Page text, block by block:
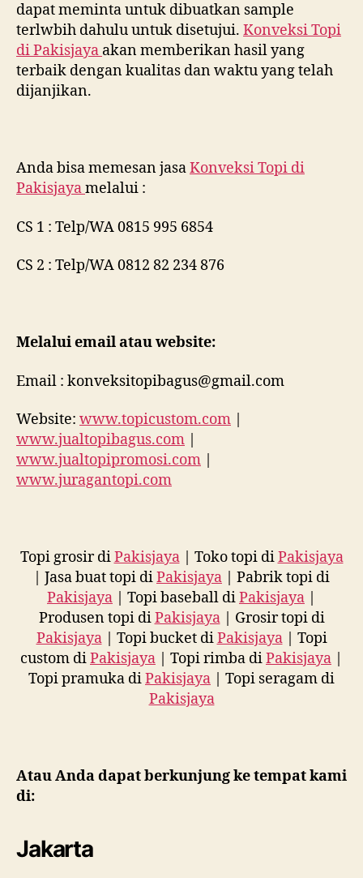
dapat meminta untuk dibuatkan sample
terlwbih dahulu untuk disetujui. Konveksi Topi
diPakisjaya akan memberikan hasil yang
terbaik dengan kualitas dan waktu yang telah
dijanjikan.
Anda bisa memesan jasaKonveksi Topi di
Pakisjayamelalui :
CS 1 : Telp/WA 0815 995 6854
CS 2 : Telp/WA 0812 82 234 876
Melalui email atau website:
Email : konveksitopibagus@gmail.com
Website: www.topicustom.com
www.jualtopibagus.com
www.jualtopipromosi.com
www.juragantopi.com
Topi grosir diPakisjaya| Toko topi diPakisjaya
| Jasa buat topi diPakisjaya | Pabrik topi di
Pakisjaya | Topi baseball diPakisjaya
Produsen topi diPakisjaya| Grosir topi di
Pakisjaya| Topi bucket diPakisjaya| Topi
custom diPakisjaya | Topi rimba diPakisjaya
Topi pramuka diPakisjaya | Topi seragam di
Pakisjaya
Atau Anda dapat berkunjung ke tempat kami
di:
Jakarta